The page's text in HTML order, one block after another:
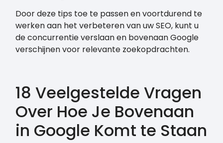
Door deze tips toe te passen en voortdurend te
werken aan het verbeteren van uw SEO, kunt u
de concurrentie verslaan en bovenaan Google
verschijnen voor relevante zoekopdrachten.
18 Veelgestelde Vragen
Over Hoe Je Bovenaan
in Google Komt te Staan